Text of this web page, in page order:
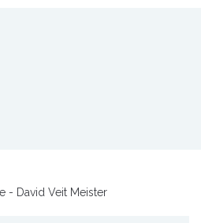
- David Veit Meister